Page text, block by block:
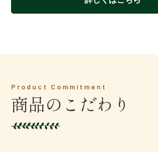
Product Commitment
商品のこだわり